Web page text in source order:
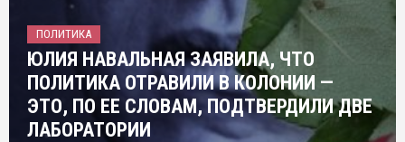
ПОЛИТИКА
ЮЛИЯ НАВАЛЬНАЯ ЗАЯВИЛА, ЧТО
ПОЛИТИКА ОТРАВИЛИ В КОЛОНИИ —
ЭТО, ПО ЕЕ СЛОВАМ, ПОДТВЕРДИЛИ ДВЕ
ЛАБОРАТОРИИ